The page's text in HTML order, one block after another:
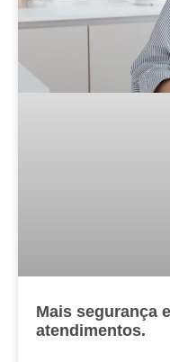
Mais segurança
atendimentos.